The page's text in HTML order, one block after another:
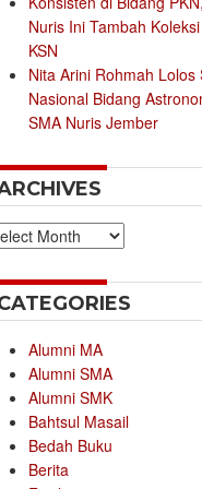
Nuris Ini Tambah
KSN
Nita Arini Rohmah
Nasional Bidang
SMA Nuris Jember
Alumni MA
Alumni SMA
Alumni SMK
Bahtsul Masail
Bedah Buku
Berita